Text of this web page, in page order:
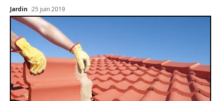
Jardin 25 juin 2019